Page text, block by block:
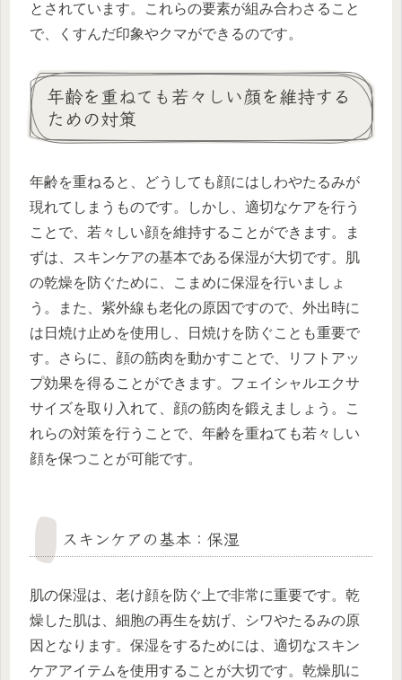
とされています。これらの要素が組み合わさること
で、くすんだ印象やクマができるのです。
年齢を重ねても若々しい顔を維持する
ための対策
年齢を重ねると、どうしても顔にはしわやたるみが
現れてしまうものです。しかし、適切なケアを行う
ことで、若々しい顔を維持することができます。ま
ずは、スキンケアの基本である保湿が大切です。肌
の乾燥を防ぐために、こまめに保湿を行いましょ
う。また、紫外線も老化の原因ですので、外出時に
は日焼け止めを使用し、日焼けを防ぐことも重要で
す。さらに、顔の筋肉を動かすことで、リフトアッ
プ効果を得ることができます。フェイシャルエクサ
サイズを取り入れて、顔の筋肉を鍛えましょう。こ
れらの対策を行うことで、年齢を重ねても若々しい
顔を保つことが可能です。
スキンケアの基本：保湿
肌の保湿は、老け顔を防ぐ上で非常に重要です。乾
燥した肌は、細胞の再生を妨げ、シワやたるみの原
因となります。保湿をするためには、適切なスキン
ケアアイテムを使用することが大切です。乾燥肌に